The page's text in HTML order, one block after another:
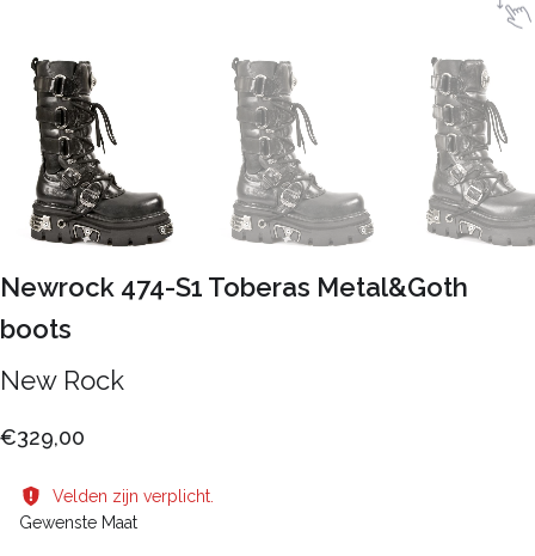
Newrock 474-S1 Toberas Metal&Goth
boots
New Rock
€329,00
Velden zijn verplicht.
Gewenste Maat